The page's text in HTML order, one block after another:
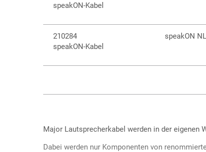
speakON-Kabel
210284
speakON-Kabel
speakON
Major Lautsprecherkabel werden in der eigenen
Dabei werden nur Komponenten von